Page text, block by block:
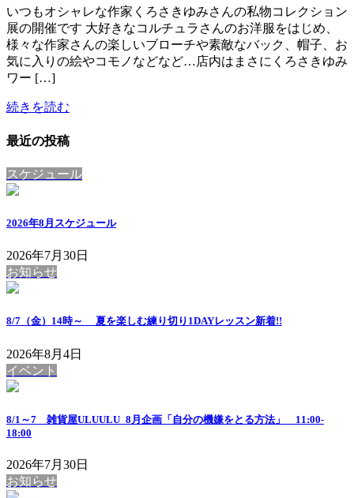
いつもオシャレな作家くろさきゆみさんの私物コレクション
展の開催です 大好きなコルチュラさんのお洋服をはじめ、
様々な作家さんの楽しいブローチや素敵なバック、帽子、お
気に入りの絵やコモノなどなど…店内はまさにくろさきゆみ
ワー […]
続きを読む
最近の投稿
スケジュール
2026年8月スケジュール
2026年7月30日
お知らせ
8/7（金）14時～ 夏を楽しむ練り切り1DAYレッスン新着!!
2026年8月4日
イベント
8/1～7 雑貨屋ULUULU_8月企画「自分の機嫌をとる方法」 11:00-
18:00
2026年7月30日
お知らせ